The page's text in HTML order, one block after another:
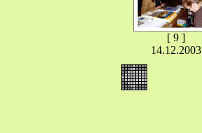
[ 9 ]
14.12.2003